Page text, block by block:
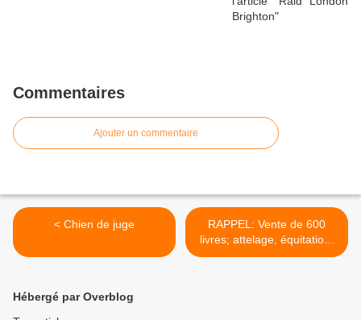
Commentaires
Ajouter un commentaire
< Chien de juge
RAPPEL: Vente de 600
livres; attelage, équitation,
... >
Hébergé par Overblog